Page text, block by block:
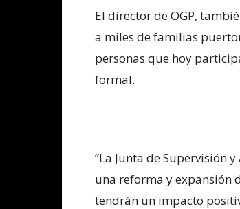
El director de OGP,
a miles de familias
personas que hoy
formal.
“La Junta de Supervisión
una reforma y expansión
tendrán un impacto